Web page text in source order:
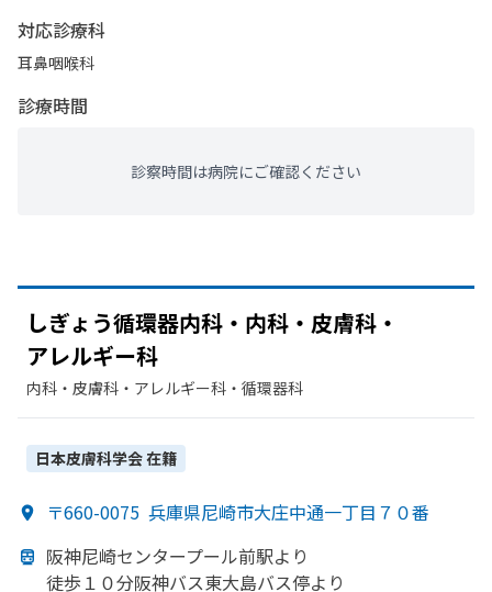
対応診療科
耳鼻咽喉科
診療時間
診察時間は病院にご確認ください
しぎょう循環器内科・内科・皮膚科・
アレルギー科
内科・​皮膚科・​アレルギー科・​循環器科
日本皮膚科学会在籍
〒660-0075 兵庫県尼崎市大庄中通一丁目７０番
阪神尼崎センタープール前駅より
徒歩１０分阪神バス東大島バス停より